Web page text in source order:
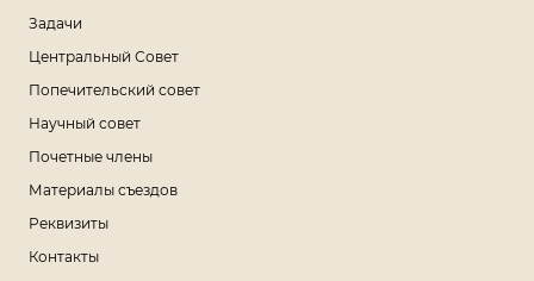
Задачи
Центральный Совет
Попечительский совет
Научный совет
Почетные члены
Материалы съездов
Реквизиты
Контакты